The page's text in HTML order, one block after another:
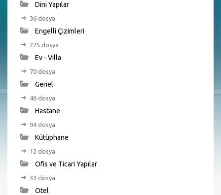
Dini Yapılar
36 dosya
Engelli Çizimleri
275 dosya
Ev - Villa
70 dosya
Genel
46 dosya
Hastane
94 dosya
Kütüphane
12 dosya
Ofis ve Ticari Yapılar
33 dosya
Otel